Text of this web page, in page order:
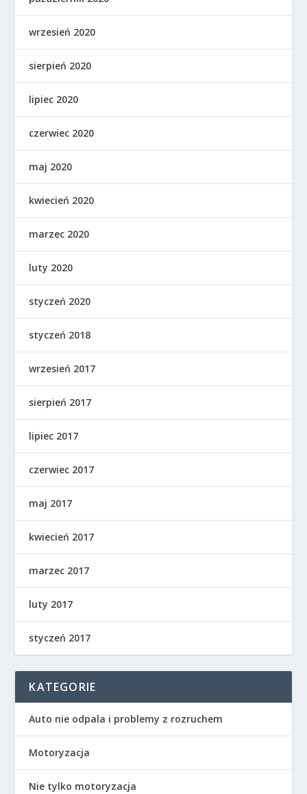
wrzesień 2020
sierpień 2020
lipiec 2020
czerwiec 2020
maj 2020
kwiecień 2020
marzec 2020
luty 2020
styczeń 2020
styczeń 2018
wrzesień 2017
sierpień 2017
lipiec 2017
czerwiec 2017
maj 2017
kwiecień 2017
marzec 2017
luty 2017
styczeń 2017
KATEGORIE
Auto nie odpala i problemy z rozruchem
Motoryzacja
Nie tylko motoryzacja